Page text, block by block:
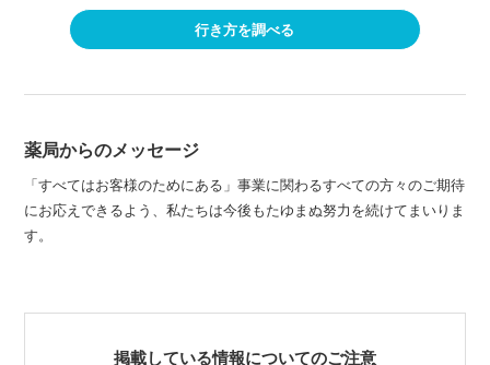
行き方を調べる
薬局からのメッセージ
「すべてはお客様のためにある」事業に関わるすべての方々のご期待
にお応えできるよう、私たちは今後もたゆまぬ努力を続けてまいりま
す。
掲載している情報についてのご注意